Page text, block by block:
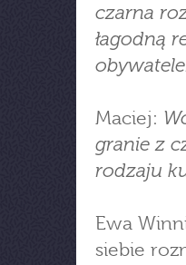
czarna
łagodną
Maciej:
granie z
rodzaju
Ewa
siebie